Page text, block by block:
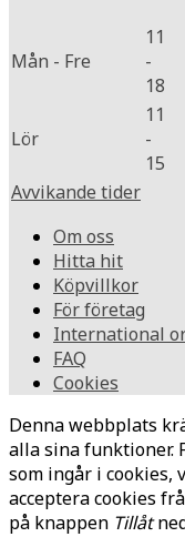
Mån - Fre
11
-
18
Lör
11
-
15
Avvikande tider
Om oss
Hitta hit
Köpvillkor
För företag
International
FAQ
Cookies
Denna webbplats
alla sina funktioner.
som ingår i cookies,
acceptera cookies
på knappen Tillåt